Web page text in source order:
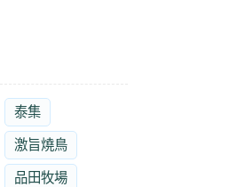
泰集
激旨燒鳥
品田牧場